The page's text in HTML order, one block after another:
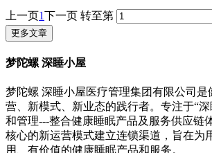
上一页1下一页 转至第
更多文章
梦陀螺 深睡小屋
梦陀螺 深睡小屋医疗管理集团有限公司是
营、新模式、新业态的践行者。专注于“
和管理---整合健康睡眠产品及服务供应链
核心的新运营模式建立连锁渠道，旨在为
用、有价值的健康睡眠产品和服务。